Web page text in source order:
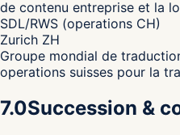
de contenu entreprise et la
SDL/RWS (operations CH)
Zurich ZH
Groupe mondial de
operations suisses pour la
7.0Succession &